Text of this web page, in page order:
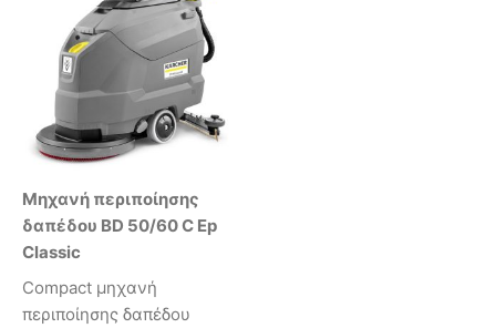
Μηχανή περιποίησης
δαπέδου BD 50/60 C Ep
Classic
Compact μηχανή
περιποίησης δαπέδου